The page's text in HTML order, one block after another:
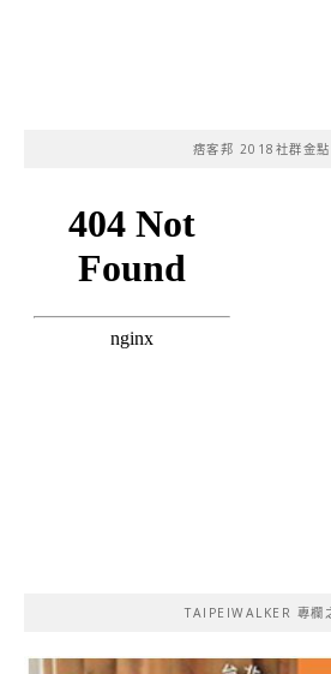
痞客邦 2018社群金
TAIPEIWALKER 專欄